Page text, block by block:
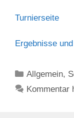
Turnierseite
Ergebnisse
Kategorien
Allgemein,
Kommentar